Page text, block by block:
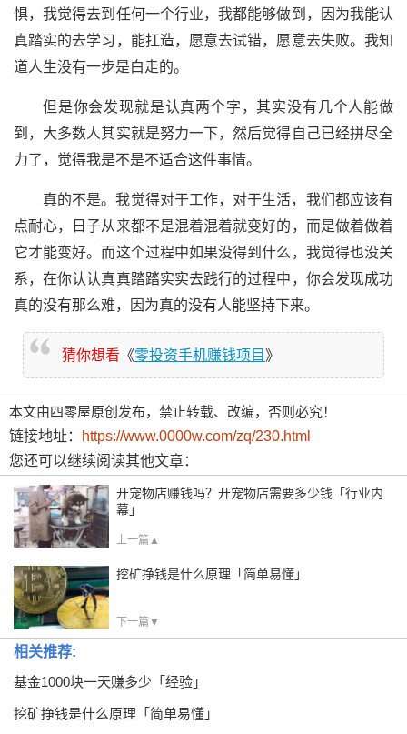
惧，我觉得去到任何一个行业，我都能够做到，因为我能认
真踏实的去学习，能扛造，愿意去试错，愿意去失败。我知
道人生没有一步是白走的。
但是你会发现就是认真两个字，其实没有几个人能做
到，大多数人其实就是努力一下，然后觉得自己已经拼尽全
力了，觉得我是不是不适合这件事情。
真的不是。我觉得对于工作，对于生活，我们都应该有
点耐心，日子从来都不是混着混着就变好的，而是做着做着
它才能变好。而这个过程中如果没得到什么，我觉得也没关
系，在你认认真真踏踏实实去践行的过程中，你会发现成功
真的没有那么难，因为真的没有人能坚持下来。
猜你想看 《零投资手机赚钱项目 》
本文由四零屋原创发布，禁止转载、改编，否则必究！
链接地址：
https://www.0000w.com/zq/230.html
您还可以继续阅读其他文章：
开宠物店赚钱吗？开宠物店需要多少钱「行业内
幕」
上一篇▲
挖矿挣钱是什么原理「简单易懂」
下一篇▼
相关推荐:
基金1000块一天赚多少「经验」
挖矿挣钱是什么原理「简单易懂」